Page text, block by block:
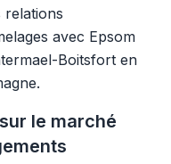
relations
avec Epsom
Boitsfort en
le marché